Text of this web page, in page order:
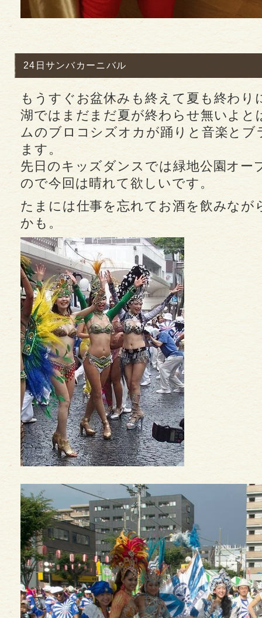
24日サンバカーニバル
もうすぐお盆休みも終えて夏も終わり
湖ではまだまだ夏が終わらせ無いよ
ムのブロコシズオカが踊りと音楽とブ
ます。
先日のキッズダンスでは緑地公園オー
ので今回は晴れて欲しいです。
たまには仕事を忘れてお酒を飲みなが
かも。